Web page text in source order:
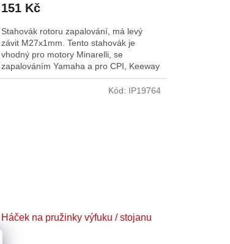
151 Kč
Stahovák rotoru zapalování, má levý
závit M27x1mm. Tento stahovák je
vhodný pro motory Minarelli, se
zapalováním Yamaha a pro CPI, Keeway
a další čínské 2T repliky motoru...
Háček na pružinky výfuku / stojanu
Kód: IP19764